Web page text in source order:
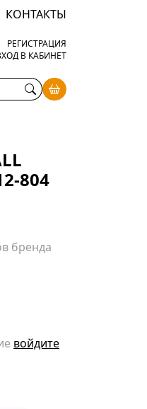
КОНТАКТЫ
РЕГИСТРАЦИЯ
В КАБИНЕТ
804
бренда
войдите